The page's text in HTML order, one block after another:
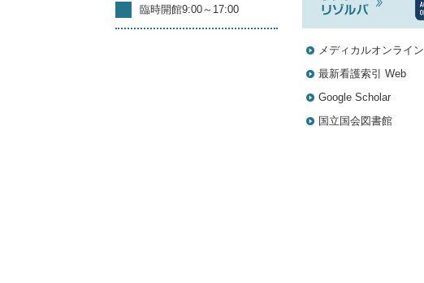
臨時開館9:00～17:00
メディカルオンライン
最新看護索引 Web
Google Scholar
国立国会図書館